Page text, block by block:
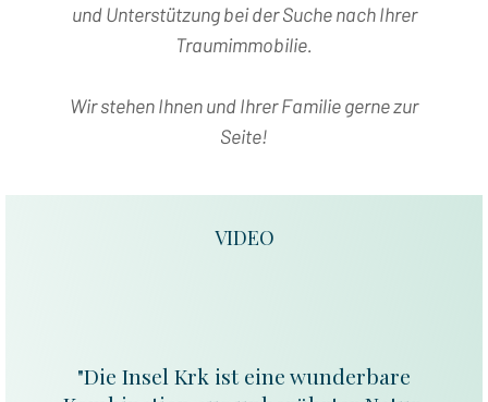
und Unterstützung bei der Suche nach Ihrer
Traumimmobilie.
Wir stehen Ihnen und Ihrer Familie gerne zur
Seite!
VIDEO
"Die Insel Krk ist eine wunderbare